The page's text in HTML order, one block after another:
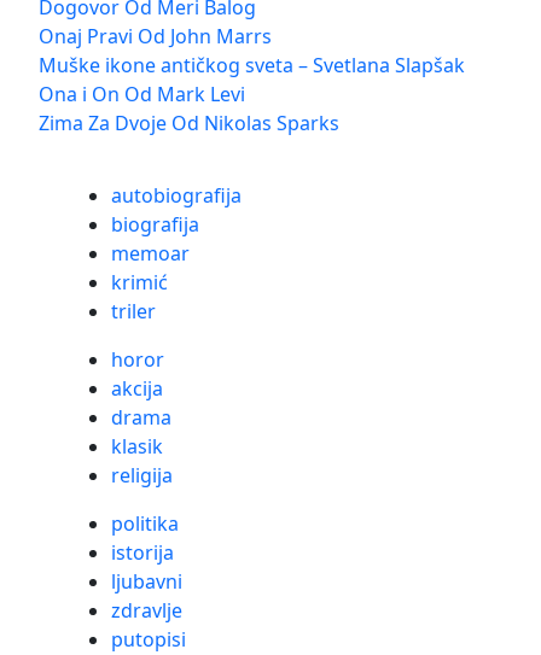
Dogovor Od Meri Balog
Onaj Pravi Od John Marrs
Muške ikone antičkog sveta – Svetlana Slapšak
Ona i On Od Mark Levi
Zima Za Dvoje Od Nikolas Sparks
autobiografija
biografija
memoar
krimić
triler
horor
akcija
drama
klasik
religija
politika
istorija
ljubavni
zdravlje
putopisi